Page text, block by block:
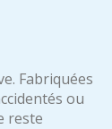
Fabriquées
ou
reste